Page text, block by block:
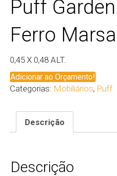
Puff
Ferro
0,45 X 0,48 ALT.
Adicionar ao Orçamento!
Categorias: Mobiliários, Puff
Descrição
Descrição